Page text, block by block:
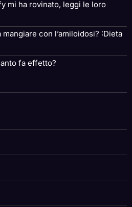
mi ha rovinato, leggi le loro
mangiare con l’amiloidosi? :Dieta
fa effetto?